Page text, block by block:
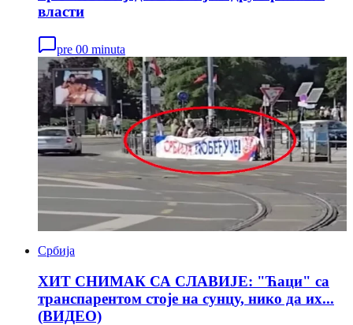
власти
pre 00 minuta
Србија
ХИТ СНИМАК СА СЛАВИЈЕ: "Ћаци" са
транспарентом стоје на сунцу, нико да их...
(ВИДЕО)